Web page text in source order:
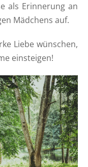
als Erinnerung an
Mädchens auf.
Liebe wünschen,
einsteigen!